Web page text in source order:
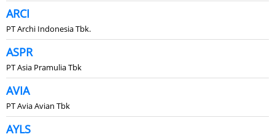
ARCI
PT Archi Indonesia Tbk.
ASPR
PT Asia Pramulia Tbk
AVIA
PT Avia Avian Tbk
AYLS